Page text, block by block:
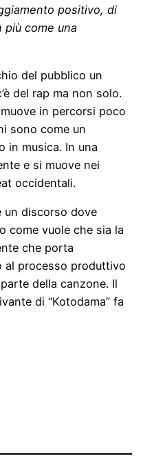
positivo, di
più come una
del pubblico un
del rap ma non solo.
in percorsi poco
sono come un
in musica. In una
e si muove nei
occidentali.
un discorso dove
come vuole che sia la
che porta
al processo produttivo
della canzone. Il
di “Kotodama” fa